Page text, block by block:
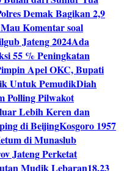
Demak Bagikan 2,9
Komentar soal
Jateng 2024Ada
55 % Peningkatan
Apel OKC, Bupati
Untuk PemudikDiah
Polling Pilwakot
Lebih Keren dan
di BeijingKosgoro 1957
di Munaslub
Jateng Perketat
Mudik Lebaran18,23